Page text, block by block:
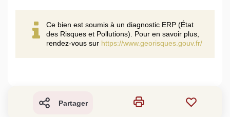
Ce bien est soumis à un diagnostic ERP (État
des Risques et Pollutions). Pour en savoir plus,
rendez-vous sur https://www.georisques.gouv.fr/
Partager